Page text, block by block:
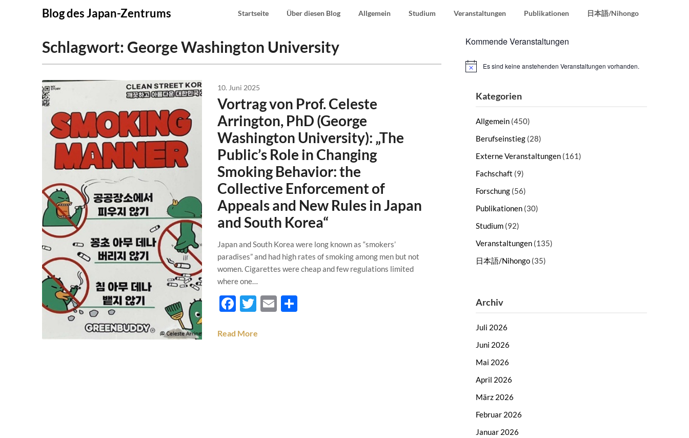
Blog des Japan-Zentrums Startseite Über diesen Blog Allgemein Studium Veranstaltungen Publikationen 日本語/Nihongo
Schlagwort: George Washington University
10. Juni 2025
Vortrag von Prof. Celeste
Arrington, PhD (George
Washington University): „The
Public’s Role in Changing
Smoking Behavior: the
Collective Enforcement of
Appeals and New Rules in Japan
and South Korea“
Japan and South Korea were long known as “smokers’
paradises” and had high rates of smoking among men but not
women. Cigarettes were cheap and few regulations limited
where one…
Facebook
Twitter
EmailTeilen
Read More
Kommende Veranstaltungen
HinweisEs sind keine anstehenden Veranstaltungen vorhanden.
Kategorien
Allgemein(450)
Berufseinstieg(28)
Externe Veranstaltungen(161)
Fachschaft (9)
Forschung(56)
Publikationen(30)
Studium(92)
Veranstaltungen(135)
日本語/Nihongo(35)
Archiv
Juli 2026
Juni 2026
Mai 2026
April 2026
März 2026
Februar 2026
Januar 2026